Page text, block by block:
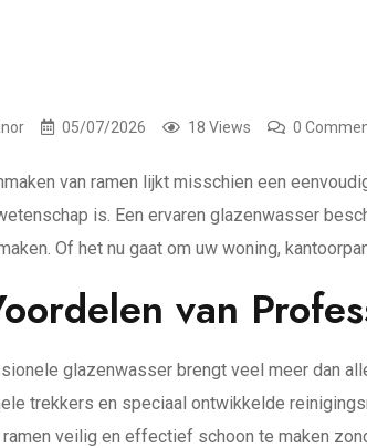
05/07/2026 18 Views 0
van ramen lijkt misschien een
is. Een ervaren glazenwasser
Of het nu gaat om uw woning,
van
glazenwasser brengt veel meer dan
trekkers en speciaal ontwikkelde
veilig en effectief schoon te maken